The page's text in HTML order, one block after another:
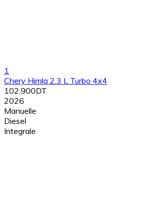
1
Chery Himla 2.3 L Turbo 4x4
102,900DT
2026
Manuelle
Diesel
Integrale